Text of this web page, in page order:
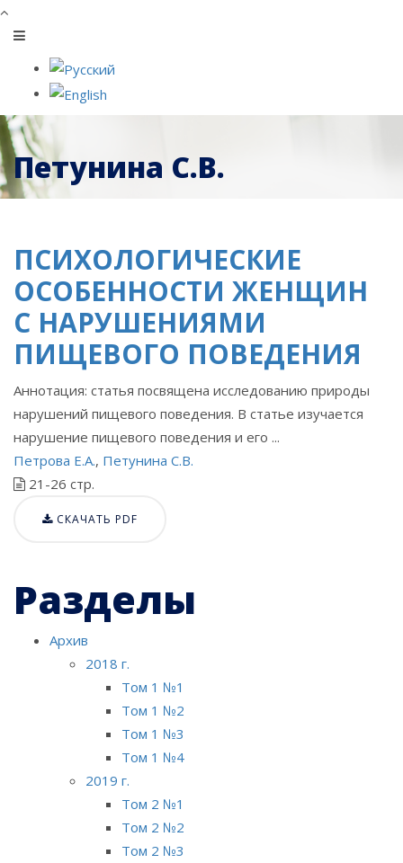
Петунина С.В.
ПСИХОЛОГИЧЕСКИЕ
ОСОБЕННОСТИ ЖЕНЩИН
С НАРУШЕНИЯМИ
ПИЩЕВОГО ПОВЕДЕНИЯ
Аннотация: статья посвящена исследованию природы
нарушений пищевого поведения. В статье изучается
нарушение пищевого поведения и его ...
Петрова Е.А., Петунина С.В.
21-26 стр.
СКАЧАТЬ PDF
Разделы
Архив
2018 г.
Том 1 №1
Том 1 №2
Том 1 №3
Том 1 №4
2019 г.
Том 2 №1
Том 2 №2
Том 2 №3